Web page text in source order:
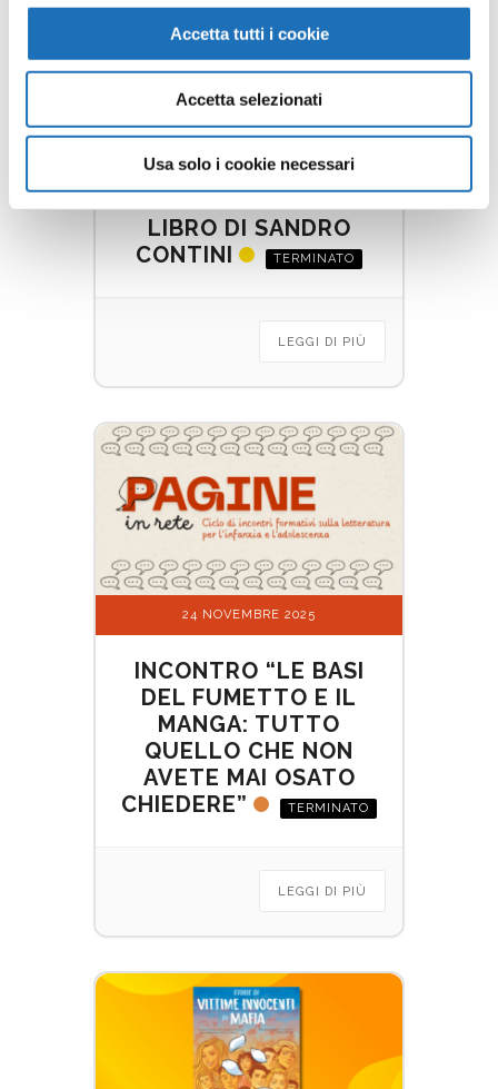
Accetta tutti i cookie
Accetta selezionati
Usa solo i cookie necessari
PRESENTAZIONE
LIBRO DI SANDRO
CONTINI
TERMINATO
LEGGI DI PIÙ
24 NOVEMBRE 2025
INCONTRO “LE BASI
DEL FUMETTO E IL
MANGA: TUTTO
QUELLO CHE NON
AVETE MAI OSATO
CHIEDERE”
TERMINATO
LEGGI DI PIÙ